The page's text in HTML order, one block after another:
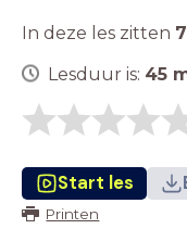
In deze les zitten
Lesduur is: 45
Start les
Printen